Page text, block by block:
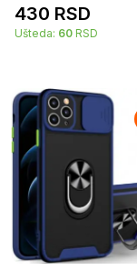
430 RSD
Ušteda: 60 RSD